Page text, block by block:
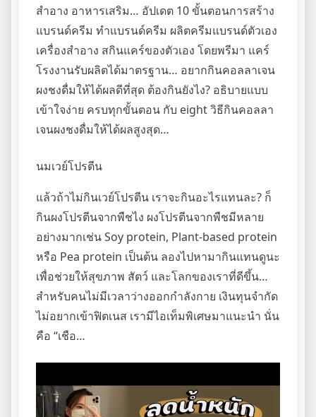
สำอาง อาหารเสริม… อัปเดต 10 ขั้นตอนการสร้าง
แบรนด์ครีม ทำแบรนด์ครีม ผลิตครีมแบรนด์ตัวเอง
เครื่องสำอาง สกินแคร์ของตัวเอง โดยพรีมา แคร์
โรงงานรับผลิตได้มาตรฐาน… อยากกินคอลลาเจน
ผงชงดื่มให้ได้ผลดีที่สุด ต้องกินยังไง? อธิบายแบบ
เข้าใจง่าย ครบทุกขั้นตอน กับ eight วิธีกินคอลลา
เจนผงชงดื่มให้ได้ผลสูงสุด…
นมเวย์โปรตีน
แล้วถ้าไม่กินเวย์โปรตีน เราจะกินอะไรแทนละ? ก็
กินผงโปรตีนจากพืชไง ผงโปรตีนจากพืชมีหลาย
อย่างมากเช่น Soy protein, Plant-based protein
หรือ Pea protein เป็นต้น ลองไปหามากินแทนดูนะ
เพื่อช่วยให้สุขภาพ สัตว์ และโลกของเราที่ดีขึ้น…
สำหรับคนไม่มีเวลาว่างออกกำลังกาย เงินทุนจำกัด
ไม่อยากเข้าฟิตเนส เรามีไอเท็มพิเศษมาแนะนำ นั่น
คือ “เชือ…